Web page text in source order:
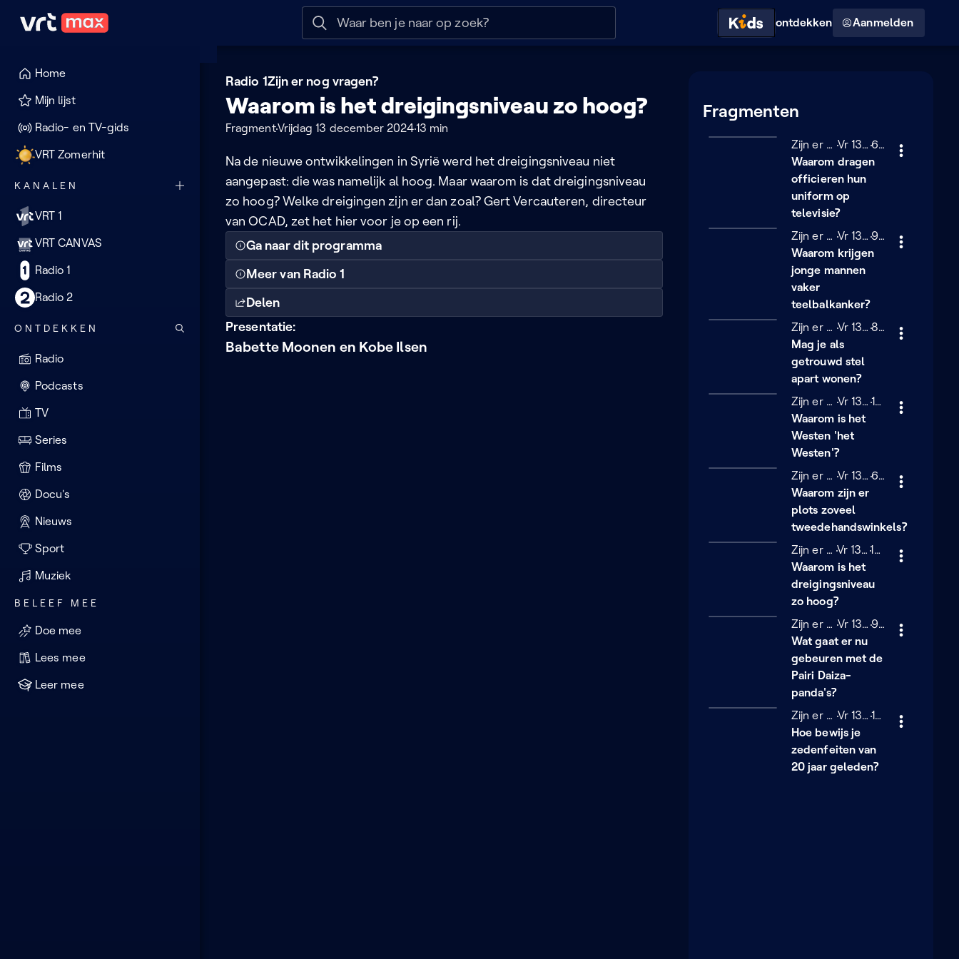
Naar hoofdinhoud Naar help Hoog contrast modus
ontdekken Aanmelden
Home
Mijn lijst
Radio- en TV-gids
VRT Zomerhit
KANALEN
VRT 1
VRT CANVAS
Radio 1
Radio 2
ONTDEKKEN
Radio
Podcasts
TV
Series
Films
Docu's
Nieuws
Sport
Muziek
BELEEF MEE
Doe mee
Lees mee
Leer mee
Radio 1Zijn er nog vragen?
Waarom is het dreigingsniveau zo hoog?
FragmentVrijdag 13 december 202413 min
Na de nieuwe ontwikkelingen in Syrië werd het dreigingsniveau niet
aangepast: die was namelijk al hoog. Maar waarom is dat dreigingsniveau
zo hoog? Welke dreigingen zijn er dan zoal? Gert Vercauteren, directeur
van OCAD, zet het hier voor je op een rij.
Ga naar dit programma
Meer van Radio 1
Delen
Presentatie:
Babette Moonen en Kobe Ilsen
Fragmenten
Zijn er nog vragen? Vrijdag 13 december
Vr 13/12/2024 6 minuten
6 min
Waarom dragen
officieren hun
uniform op
televisie?
Zijn er nog vragen? Vrijdag 13 december
Vr 13/12/2024 9 minuten
9 min
Waarom krijgen
jonge mannen
vaker
teelbalkanker?
Zijn er nog vragen? Vrijdag 13 december
Vr 13/12/2024 8 minuten
8 min
Mag je als
getrouwd stel
apart wonen?
Zijn er nog vragen? Vrijdag 13 december
Vr 13/12/2024 11 minuten
11 min
Waarom is het
Westen 'het
Westen'?
Zijn er nog vragen? Vrijdag 13 december
Vr 13/12/2024 6 minuten
6 min
Waarom zijn er
plots zoveel
tweedehandswinkels?
Zijn er nog vragen? Vrijdag 13 december
Vr 13/12/2024 13 minuten
13 min
Waarom is het
dreigingsniveau
zo hoog?
Zijn er nog vragen? Vrijdag 13 december
Vr 13/12/2024 9 minuten
9 min
Wat gaat er nu
gebeuren met de
Pairi Daiza-
panda's?
Zijn er nog vragen? Vrijdag 13 december
Vr 13/12/2024 11 minuten
11 min
Hoe bewijs je
zedenfeiten van
20 jaar geleden?